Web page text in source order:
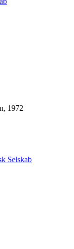
1972
Selskab